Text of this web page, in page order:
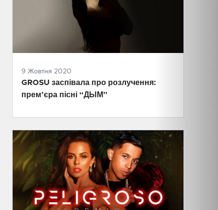
9 Жовтня 2020
GROSU заспівала про розлучення:
прем’єра пісні “ДЫМ”